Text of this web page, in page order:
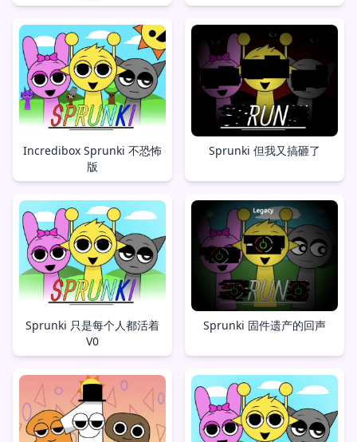
Incredibox Sprunki 不恐怖
版
Sprunki 但我又搞砸了
Sprunki 只是每个人都活着
V0
Sprunki 固件遗产的回声